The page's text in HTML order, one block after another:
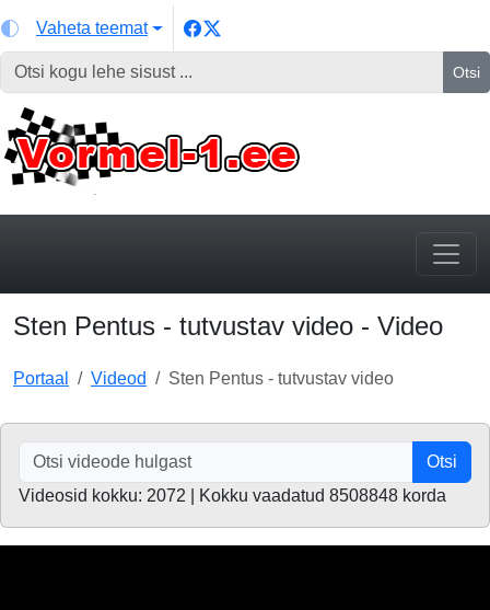
Vaheta teemat
Otsi
Sten Pentus - tutvustav video - Video
Portaal Videod Sten Pentus - tutvustav video
Otsi
Videosid kokku: 2072 | Kokku vaadatud 8508848 korda